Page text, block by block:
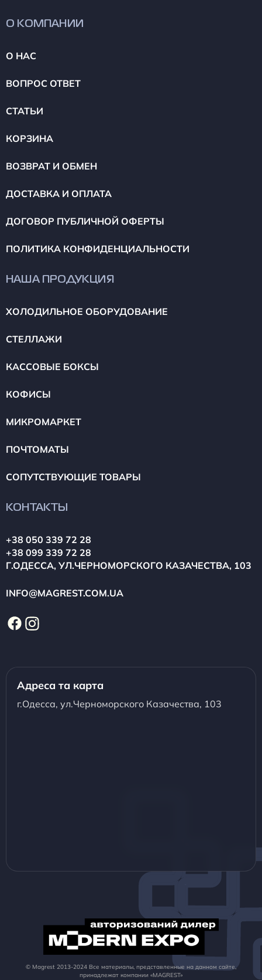
О КОМПАНИИ
О НАС
ВОПРОС ОТВЕТ
СТАТЬИ
КОРЗИНА
ВОЗВРАТ И ОБМЕН
ДОСТАВКА И ОПЛАТА
ДОГОВОР ПУБЛИЧНОЙ ОФЕРТЫ
ПОЛИТИКА КОНФИДЕНЦИАЛЬНОСТИ
НАША ПРОДУКЦИЯ
ХОЛОДИЛЬНОЕ ОБОРУДОВАНИЕ
СТЕЛЛАЖИ
КАССОВЫЕ БОКСЫ
КОФИСЫ
МИКРОМАРКЕТ
ПОЧТОМАТЫ
СОПУТСТВУЮЩИЕ ТОВАРЫ
КОНТАКТЫ
+38 050 339 72 28
+38 099 339 72 28
Г.ОДЕССА, УЛ.ЧЕРНОМОРСКОГО КАЗАЧЕСТВА, 103
INFO@MAGREST.COM.UA
Адреса та карта
г.Одесса, ул.Черноморского Казачества, 103
© Magrest 2013-2024 Все материалы, представленные на данном сайте,
принадлежат компании «MAGREST»